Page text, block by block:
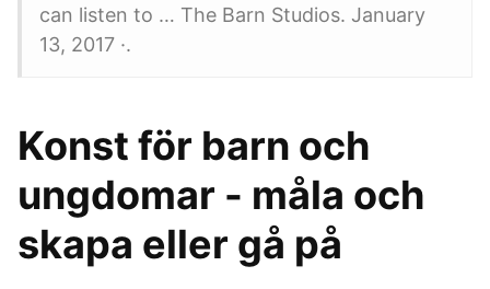
can listen to … The Barn Studios. January
13, 2017 ·.
Konst för barn och
ungdomar - måla och
skapa eller gå på